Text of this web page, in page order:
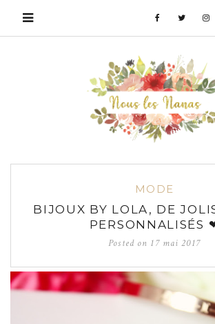
MODE
BIJOUX BY LOLA, DE
PERSONNALISÉS
Posted on 17 mai 2017